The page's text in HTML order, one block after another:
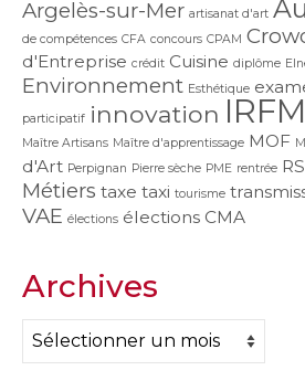
Argelès-sur-Mer artisanat d'art
de compétences CFA concours CPAM
d'Entreprise crédit Cuisine diplôme
Environnement Esthétique
participatif innovation
Maître Artisans Maître d'apprentissage MOF
d'Art Perpignan Pierre sèche PME rentrée
Métiers taxe taxi tourisme
VAE élections élections CMA
Archives
Archives